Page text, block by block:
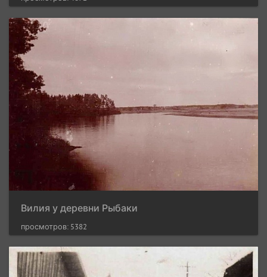
Вилия у деревни Рыбаки
просмотров: 5382